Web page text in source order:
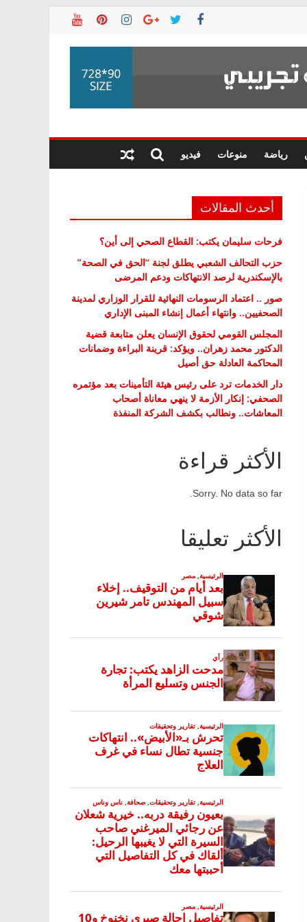
رياضة منوعات فيديو
أحدث المقالات
فرحات سليمان يكتب: القطاع الصحي إلى أين؟
حزب التحالف الشعبي يطلق لجنة “الحق في الصحة”
بالإسكندرية لرصد الانتهاكات ودعم المرضى
صور .. اعتماد الرسومات النهائية للقرار الوزاري لمدينة
الصحفيين.. وانتهاء أعمال إنشاء المبنى الإداري
المجلس القومي لحقوق الإنسان يعلن متابعة قضية
الدكتور محمد زهران.. ويؤكد: قرينة البراءة وضمانات
المحاكمة العادلة حق أصيل
دار الخدمات ترد على رئيس هيئة التأمينات بعد مؤتمره
الصحفي: إنكار الأزمة لا ينهي معاناة أصحاب
المعاشات.. ونطالب بكشف الشركة المنفذة
الأكثر قراءة
Sorry. No data so far.
الأكثر تعليقا